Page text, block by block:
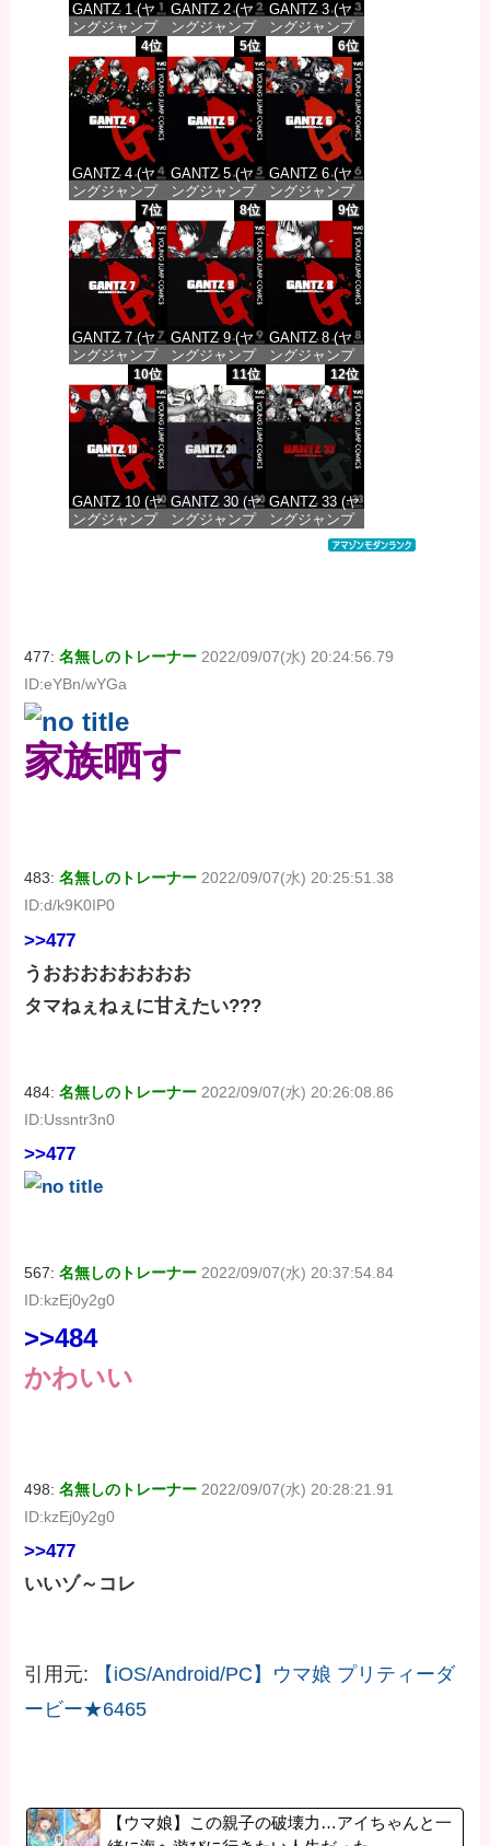
GANTZ 1 (ヤ
ングジャンプ
コミックス
DIGITAL)
価格：¥100
GANTZ 2 (ヤ
ングジャンプ
コミックス
DIGITAL)
価格：¥100
GANTZ 3 (ヤ
ングジャンプ
コミックス
DIGITAL)
価格：¥100
4位
GANTZ 4 (ヤ
ングジャンプ
コミックス
DIGITAL)
価格：¥100
5位
GANTZ 5 (ヤ
ングジャンプ
コミックス
DIGITAL)
価格：¥100
6位
GANTZ 6 (ヤ
ングジャンプ
コミックス
DIGITAL)
価格：¥100
7位
GANTZ 7 (ヤ
ングジャンプ
コミックス
DIGITAL)
価格：¥100
8位
GANTZ 9 (ヤ
ングジャンプ
コミックス
DIGITAL)
価格：¥100
9位
GANTZ 8 (ヤ
ングジャンプ
コミックス
DIGITAL)
価格：¥100
10位
GANTZ 10 (ヤ
ングジャンプ
11位
GANTZ 30 (ヤ
ングジャンプ
12位
GANTZ 33 (ヤ
ングジャンプ
コミックス
477:名無しのトレーナー 2022/09/07(水) 20:24:56.79
ID:eYBn/wYGa
家族晒す
483:名無しのトレーナー 2022/09/07(水) 20:25:51.38
ID:d/k9K0IP0
>>477
うおおおおおおおお
タマねぇねぇに甘えたい???
484:名無しのトレーナー 2022/09/07(水) 20:26:08.86
ID:Ussntr3n0
>>477
567:名無しのトレーナー 2022/09/07(水) 20:37:54.84
ID:kzEj0y2g0
>>484
かわいい
498:名無しのトレーナー 2022/09/07(水) 20:28:21.91
ID:kzEj0y2g0
>>477
いいゾ～コレ
引用元:
【iOS/Android/PC】ウマ娘 プリティーダ
ービー★6465
【ウマ娘】この親子の破壊力…アイちゃんと一